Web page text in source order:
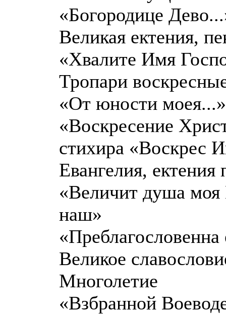
«Богородице
Великая ектения,
«Хвалите Имя
Тропари
«От юности моея...»
«Воскресение
стихира «Воскрес
Евангелия,
«Величит душа моя
наш»
Великое
Многолетие
«Взбранной